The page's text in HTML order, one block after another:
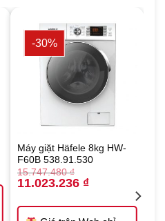
-30%
Máy giặt Häfele 8kg HW-
F60B 538.91.530
15.747.480₫
Original
price
15.747.480 ₫.
11.023.236 ₫Current
11.023.236 ₫.